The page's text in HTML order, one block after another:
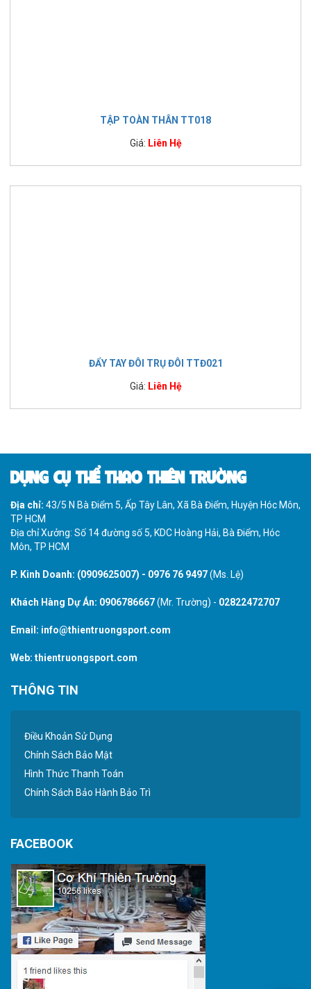
TẬP TOÀN THÂN TT018
Giá: Liên Hệ
ĐẨY TAY ĐÔI TRỤ ĐÔI TTĐ021
Giá: Liên Hệ
DỤNG CỤ THỂ THAO THIÊN TRƯỜNG
Địa chỉ: 43/5 N Bà Điểm 5, Ấp Tây Lân, Xã Bà Điểm, Huyện Hóc Môn,
TP HCM
Địa chỉ Xưởng: Số 14 đường số 5, KDC Hoàng Hải, Bà Điểm, Hóc
Môn, TP HCM
P. Kinh Doanh: (0909625007) - 0976 76 9497(Ms. Lệ)
Khách Hàng Dự Án: 0906786667(Mr. Trường) - 02822472707
Email: info@thientruongsport.com
Web: thientruongsport.com
THÔNG TIN
Điều Khoản Sử Dụng
Chính Sách Bảo Mật
Hình Thức Thanh Toán
Chính Sách Bảo Hành Bảo Trì
FACEBOOK